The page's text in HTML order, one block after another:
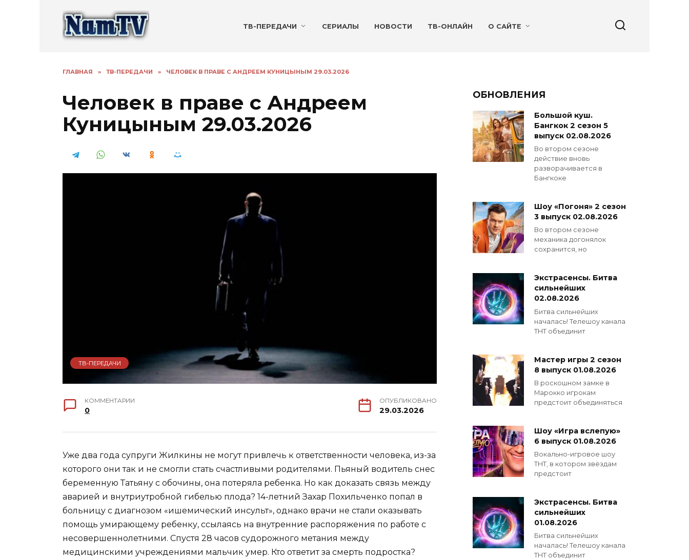
ТВ-ПЕРЕДАЧИ СЕРИАЛЫ НОВОСТИ ТВ-ОНЛАЙН О САЙТЕ
ГЛАВНАЯ » ТВ-ПЕРЕДАЧИ » ЧЕЛОВЕК В ПРАВЕ С АНДРЕЕМ КУНИЦЫНЫМ 29.03.2026
Человек в праве с Андреем
Куницыным 29.03.2026
ТВ-ПЕРЕДАЧИ
КОММЕНТАРИИ
0
ОПУБЛИКОВАНО
29.03.2026
Уже два года супруги Жилкины не могут привлечь к ответственности человека, из-за
которого они так и не смогли стать счастливыми родителями. Пьяный водитель снес
беременную Татьяну с обочины, она потеряла ребенка. Но как доказать связь между
аварией и внутриутробной гибелью плода? 14-летний Захар Похильченко попал в
больницу с диагнозом «ишемический инсульт», однако врачи не стали оказывать
помощь умирающему ребенку, ссылаясь на внутренние распоряжения по работе с
несовершеннолетними. Спустя 28 часов судорожного метания между
медицинскими учреждениями мальчик умер. Кто ответит за смерть подростка?
ОБНОВЛЕНИЯ
Большой куш.
Бангкок 2 сезон 5
выпуск 02.08.2026
Во втором сезоне
действие вновь
разворачивается в
Бангкоке
Шоу «Погоня» 2 сезон
3 выпуск 02.08.2026
Во втором сезоне
механика догонялок
сохранится, но
Экстрасенсы. Битва
сильнейших
02.08.2026
Битва сильнейших
началась! Телешоу канала
ТНТ объединит
Мастер игры 2 сезон
8 выпуск 01.08.2026
В роскошном замке в
Марокко игрокам
предстоит объединяться
Шоу «Игра вслепую»
6 выпуск 01.08.2026
Вокально-игровое шоу
ТНТ, в котором звёздам
предстоит
Экстрасенсы. Битва
сильнейших
01.08.2026
Битва сильнейших
началась! Телешоу канала
ТНТ объединит